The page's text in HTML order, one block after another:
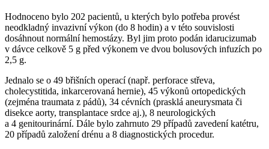
Hodnoceno bylo 202 pacientů, u kterých bylo potřeba provést
neodkladný invazivní výkon (do 8 hodin) a v této souvislosti
dosáhnout normální hemostázy. Byl jim proto podán idarucizumab
v dávce celkově 5 g před výkonem ve dvou bolusových infuzích po
2,5 g.
Jednalo se o 49 břišních operací (např. perforace střeva,
cholecystitida, inkarcerovaná hernie), 45 výkonů ortopedických
(zejména traumata z pádů), 34 cévních (prasklá aneurysmata či
disekce aorty, transplantace srdce aj.), 8 neurologických
a 4 genitourinární. Dále bylo zahrnuto 29 případů zavedení katétru,
20 případů založení drénu a 8 diagnostických procedur.